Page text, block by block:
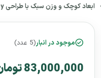
ابعاد کوچک و وزن سبک با طراحی High Frequency
موجود در انبار(5 عدد)
83,000,000 تومان